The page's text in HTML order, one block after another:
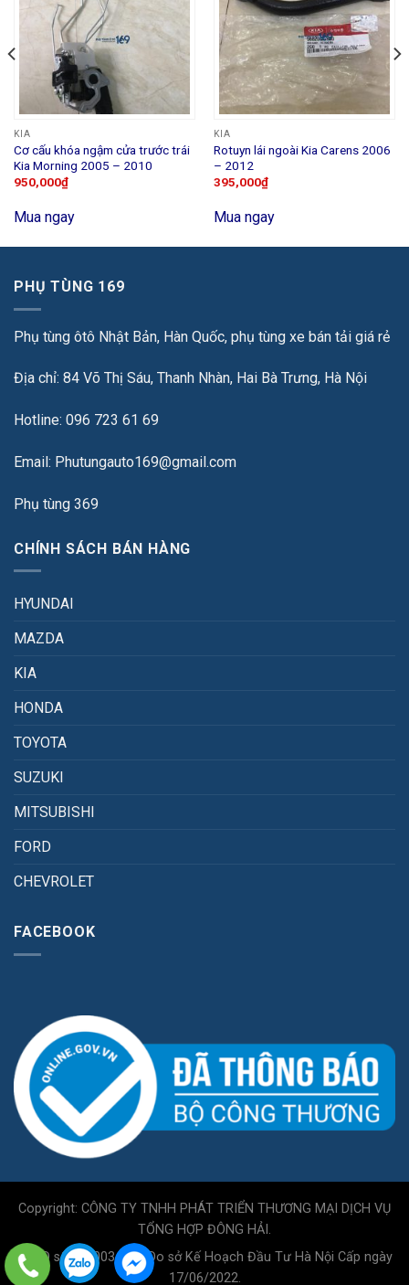
KIA
Cơ cấu khóa ngậm cửa trước trái
Kia Morning 2005 – 2010
950,000₫
Mua ngay
KIA
Rotuyn lái ngoài Kia Carens 2006
– 2012
395,000₫
Mua ngay
PHỤ TÙNG 169
Phụ tùng ôtô Nhật Bản, Hàn Quốc, phụ tùng xe bán tải giá rẻ
Địa chỉ: 84 Võ Thị Sáu, Thanh Nhàn, Hai Bà Trưng, Hà Nội
Hotline: 096 723 61 69
Email: Phutungauto169@gmail.com
Phụ tùng 369
CHÍNH SÁCH BÁN HÀNG
HYUNDAI
MAZDA
KIA
HONDA
TOYOTA
SUZUKI
MITSUBISHI
FORD
CHEVROLET
FACEBOOK
Copyright: CÔNG TY TNHH PHÁT TRIỂN THƯƠNG MẠI DỊCH VỤ
TỔNG HỢP ĐÔNG HẢI.
GPKD số 0110034717 Do sở Kế Hoạch Đầu Tư Hà Nội Cấp ngày
17/06/2022.